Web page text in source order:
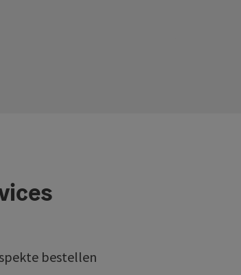
bestellen